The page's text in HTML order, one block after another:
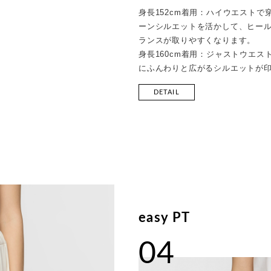
身長152cm着用：ハイウエストで
ーンシルエットを活かして、ヒー
ランスが取りやすくなります。
身長160cm着用：ジャストウエス
にふんわりと広がるシルエットが
DETAIL
easy PT
04